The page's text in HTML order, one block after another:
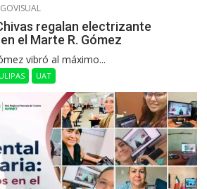
regalan electrizante
el Marte R. Gómez
vibró al máximo...
UAT